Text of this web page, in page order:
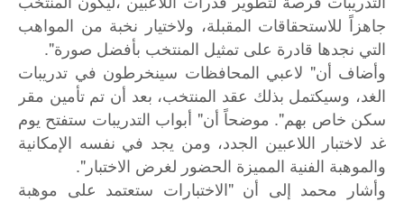
جاهزاً للاستحقاقات المقبلة، ولاختيار نخبة من المواهب
التي نجدها قادرة على تمثيل المنتخب بأفضل صورة".
وأضاف أن" لاعبي المحافظات سينخرطون في تدريبات
الغد، وسيكتمل بذلك عقد المنتخب، بعد أن تم تأمين مقر
سكن خاص بهم". موضحاً أن" أبواب التدريبات ستفتح يوم
غد لاختبار اللاعبين الجدد، ومن يجد في نفسه الإمكانية
والموهبة الفنية المميزة الحضور لغرض الاختبار".
وأشار محمد إلى أن " الاختبارات ستعتمد على
موهبة